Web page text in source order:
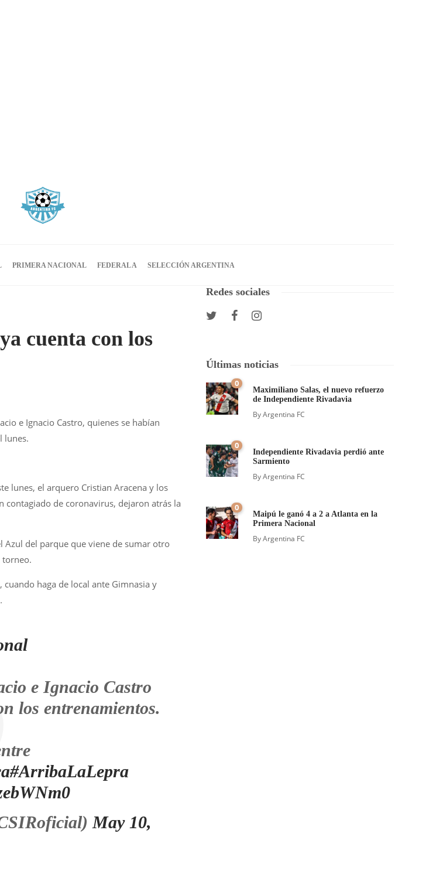
PRIMERA NACIONAL FEDERAL A SELECCIÓN ARGENTINA
cuenta con los
e Ignacio Castro, quienes se habían
lunes.
lunes, el arquero Cristian Aracena y los
contagiado de coronavirus, dejaron atrás la
Azul del parque que viene de sumar otro
torneo.
haga de local ante Gimnasia y
e Ignacio Castro
los entrenamientos.
#ArribaLaLepra
May 10,
Redes sociales
Últimas noticias
0
Maximiliano Salas, el nuevo refuerzo
de Independiente Rivadavia
ByArgentina FC
0
Independiente Rivadavia perdió ante
Sarmiento
ByArgentina FC
0
Maipú le ganó 4 a 2 a Atlanta en la
Primera Nacional
ByArgentina FC